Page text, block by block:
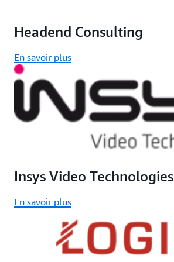
Headend Consulting
En savoir plus
Insys Video Technologies
En savoir plus